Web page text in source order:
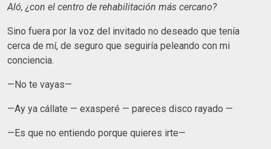
Aló, ¿con el centro de rehabilitación más cercano?
Sino fuera por la voz del invitado no deseado que tenía
cerca de mí, de seguro que seguiría peleando con mi
conciencia.
—No te vayas—
—Ay ya cállate — exasperé — pareces disco rayado —
—Es que no entiendo porque quieres irte—